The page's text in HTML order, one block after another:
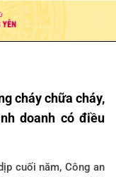
cháy chữa cháy,
doanh có điều
cuối năm, Công an